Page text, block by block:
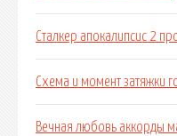
Сталкер апокалипсис 2
Схема и момент затяжки
Вечная любовь аккорды